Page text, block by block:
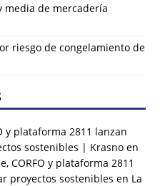
media de mercadería
riesgo de congelamiento de
y plataforma 2811 lanzan
sostenibles | Krasno en
CORFO y plataforma 2811
proyectos sostenibles en La